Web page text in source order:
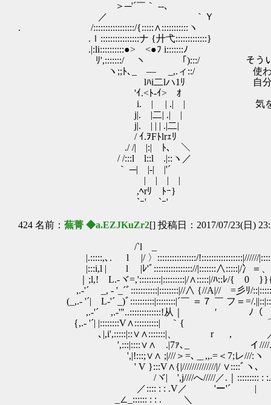
＞─'´￣｀ ‐-､
／ ｀Ｙ
. /:::::::::::::::::/{:::::∧:::::::::::ヽ
.ｌ::::::::::::::::ナ {廾弋:::::::::::::}
.|:li::::::::::●> <●ﾌ i:::::::ﾉ
ﾘ',:::::::/ ヽ 「):::/ そういうわけです
ヽ;;ﾄ､_ ― _,.ィ::/ 使わないほう
lﾊi二lハ1ﾘ 自分だってそうな
'ｲ.<ﾄ-ｲ> ｵ
i. | | .| | 気を失ってたら
j|. |二| .| |
j|. | | | .|二|
/ ｲ.ｦFﾄlrｪﾘ
./ /| |:| ﾄ､ ＼
/ /:::l l::l .|::ヽ／
｀ ─| |-| |'´
| | | |
,ﾍrﾘ ﾄｰ}
`ｰ' `ｰ'
424 名前： 蕪菁 ◆a.EZJKuZr2[] 投稿日：2017/07/23(日)
/`l _
|.:::::,､. l |/ 〉::::::::::::::::/!:::::::::::::::::|//////
|:::i,l | l |ﾚ'ﾞ:::::::::::::::://|:::::::∧:::::|/冫＝、
｜;l,! L.-ヾ=,':::::::::|:::::::::|/∧:::::|/ﾊ::ﾚ/{ 0
,.-'´ _, - '_´ﾞ:::::::::::|::::::::|//∧ {//A|//ゞ=彡ﾘ/
(_,.- '´| L-'´ _)ﾞ::::::::::|::::::::|´￣ ＝７ ￣ フ＝=/
,.-'´ ,.-'"..:::::::::::::!从｜ ′ ﾉ（ ;ﾊ::|'::::::
｛,.- '´| |::::::::V∧::::::::::| ｀{ ⌒ ./}/
､|,i',:::::|::∨∧:::::::|、 r ， ／/
',:::|::::∨∧ .|7ｧ､_ イ////
',|!:::;∨∧ ;|///＞=､＿,,.=＜7;レ///:
' V }:::V∧{|//////////////|/ ∨::::ﾞヽ､
/ヾ| ',j////へ/////／.｜::::::::: : :.
／:::: : : .V／ 'ー'´ | ＼
_∠_:::::: : : . ＼ V